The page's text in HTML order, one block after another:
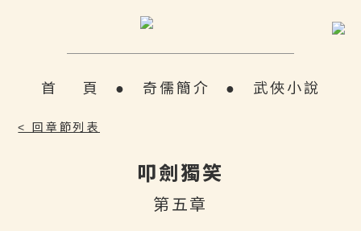
首 頁 ● 奇儒簡介 ● 武俠小說
< 回章節列表
叩劍獨笑
第五章